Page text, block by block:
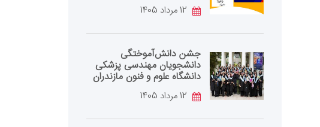
جشن دانش‌آموختگی
دانشجویان مهندسی پزشکی
دانشگاه علوم و فنون مازندران